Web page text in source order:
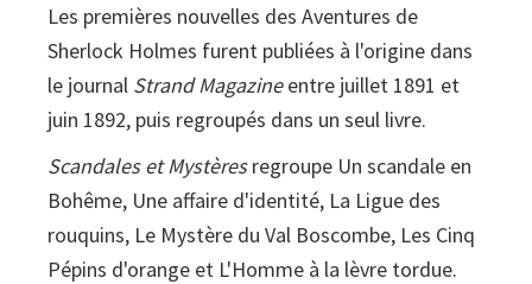
Les premières nouvelles des Aventures de
Sherlock Holmes furent publiées à l'origine dans
le journal Strand Magazineentre juillet 1891 et
juin 1892, puis regroupés dans un seul livre.
Scandales et Mystèresregroupe Un scandale en
Bohême, Une affaire d'identité, La Ligue des
rouquins, Le Mystère du Val Boscombe, Les Cinq
Pépins d'orange et L'Homme à la lèvre tordue.